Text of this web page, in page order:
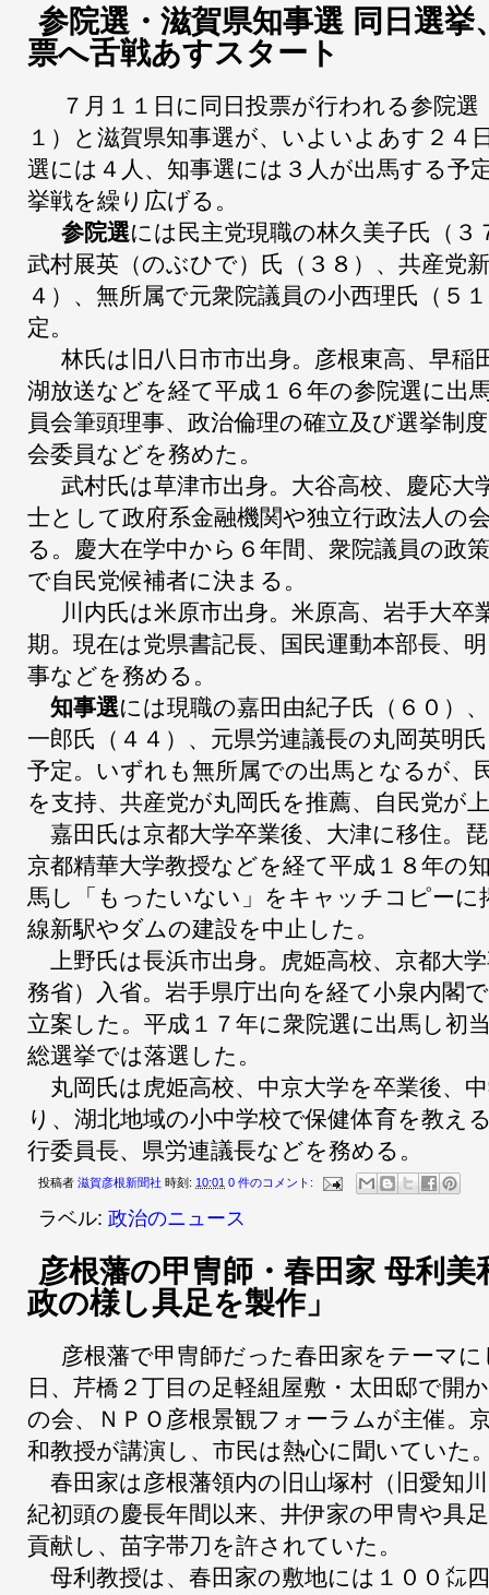
参院選・滋賀県知事選 同日選挙
票へ舌戦あすスタート
７月１１日に同日投票が行われる参院選
１）と滋賀県知事選が、いよいよあす２４
選には４人、知事選には３人が出馬する予
挙戦を繰り広げる。
参院選には民主党現職の林久美子氏（３
武村展英（のぶひで）氏（３８）、共産党
４）、無所属で元衆院議員の小西理氏（５
定。
林氏は旧八日市市出身。彦根東高、早稲
湖放送などを経て平成１６年の参院選に出
員会筆頭理事、政治倫理の確立及び選挙制
会委員などを務めた。
武村氏は草津市出身。大谷高校、慶応大
士として政府系金融機関や独立行政法人の
る。慶大在学中から６年間、衆院議員の政
で自民党候補者に決まる。
川内氏は米原市出身。米原高、岩手大卒
期。現在は党県書記長、国民運動本部長、
事などを務める。
知事選には現職の嘉田由紀子氏（６０）
一郎氏（４４）、元県労連議長の丸岡英明
予定。いずれも無所属での出馬となるが、
を支持、共産党が丸岡氏を推薦、自民党が
嘉田氏は京都大学卒業後、大津に移住。
京都精華大学教授などを経て平成１８年の
馬し「もったいない」をキャッチコピーに
線新駅やダムの建設を中止した。
上野氏は長浜市出身。虎姫高校、京都大
務省）入省。岩手県庁出向を経て小泉内閣
立案した。平成１７年に衆院選に出馬し初
総選挙では落選した。
丸岡氏は虎姫高校、中京大学を卒業後、
り、湖北地域の小中学校で保健体育を教え
行委員長、県労連議長などを務める。
投稿者 滋賀彦根新聞社 時刻: 10:01 0 件のコメント:
ラベル: 政治のニュース
彦根藩の甲冑師・春田家 母利美
政の様し具足を製作」
彦根藩で甲冑師だった春田家をテーマに
日、芹橋２丁目の足軽組屋敷・太田邸で開
の会、ＮＰＯ彦根景観フォーラムが主催。
和教授が講演し、市民は熱心に聞いていた
春田家は彦根藩領内の旧山塚村（旧愛知
紀初頭の慶長年間以来、井伊家の甲冑や具
貢献し、苗字帯刀を許されていた。
母利教授は、春田家の敷地には１００㍍